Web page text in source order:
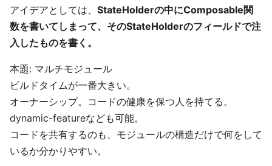
アイデアとしては、 StateHolderの中にComposable関
数を書いてしまって、そのStateHolderのフィールドで注
入したものを書く。
本題: マルチモジュール
ビルドタイムが一番大きい。
オーナーシップ。コードの健康を保つ人を持てる。
dynamic-featureなども可能。
コードを共有するのも、モジュールの構造だけで何をして
いるか分かりやすい。